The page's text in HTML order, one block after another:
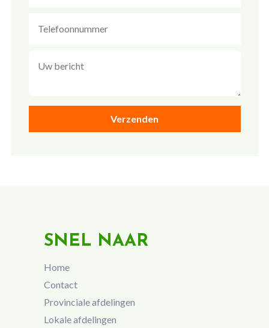
SNEL NAAR
Home
Contact
Provinciale afdelingen
Lokale afdelingen